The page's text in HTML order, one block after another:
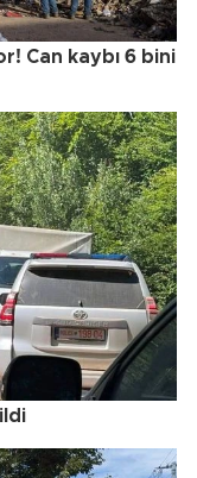
Can kaybı 6 bini